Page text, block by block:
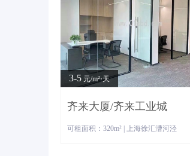
3-5 元/m²⋅天
齐来大厦/齐来工业城
可租面积：320m² | 上海徐汇漕河泾